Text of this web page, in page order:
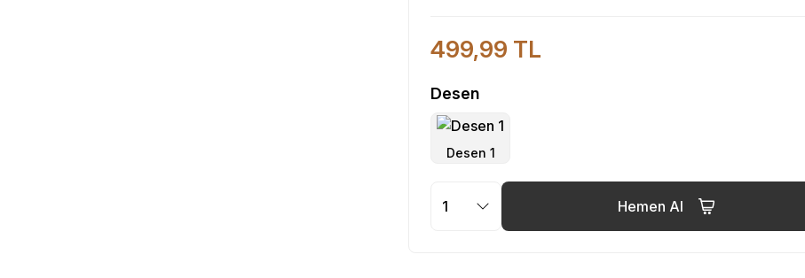
499,99 TL
Desen
Hemen Al